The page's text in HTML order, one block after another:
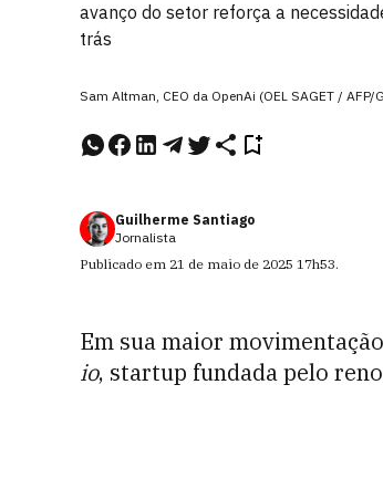
avanço do setor reforça a
trás
Sam Altman, CEO da OpenAi (OEL SAGET / AFP/
Guilherme Santiago
Jornalista
Publicado em 21 de maio de 2025 17h53.
Em sua maior
io, startup fundada pelo